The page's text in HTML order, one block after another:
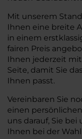
Mit unserem
Ihnen eine breite
in einem
fairen Preis
Ihnen jederzeit
Seite, damit Sie
Ihnen passt.
Vereinbaren Sie
einen
uns darauf, Sie
Ihnen bei der